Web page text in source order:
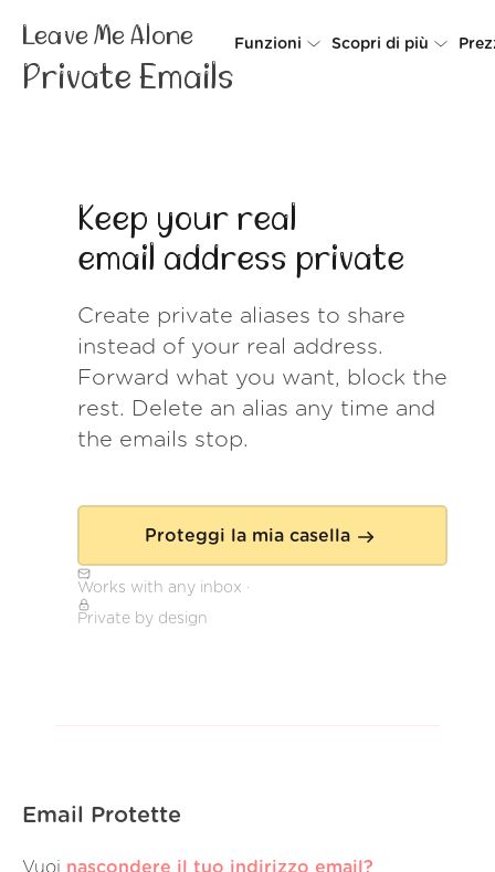
Leave Me Alone
Private Emails
Funzioni
Do-not-disturb
Scopri di più
Accedi
Keep your real
email address private
Create private aliases to share
instead of your real address.
Forward what you want, block the
rest. Delete an alias any time and
the emails stop.
Proteggi la mia casella
Works with any inbox ·
Private by design
Email Protette
Vuoi nascondere il tuo indirizzo email?